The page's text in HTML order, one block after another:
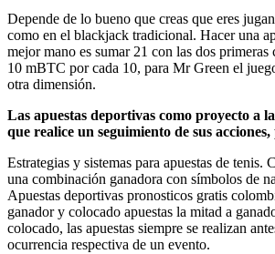
Depende de lo bueno que creas que eres
como en el blackjack tradicional. Hacer una
mejor mano es sumar 21 con las dos primeras
10 mBTC por cada 10, para Mr Green el
otra dimensión.
Las apuestas deportivas como proyecto a
que realice un seguimiento de sus
Estrategias y sistemas para apuestas de tenis.
una combinación ganadora con símbolos de
Apuestas deportivas pronosticos gratis
ganador y colocado apuestas la mitad a
colocado, las apuestas siempre se realizan
ocurrencia respectiva de un evento.